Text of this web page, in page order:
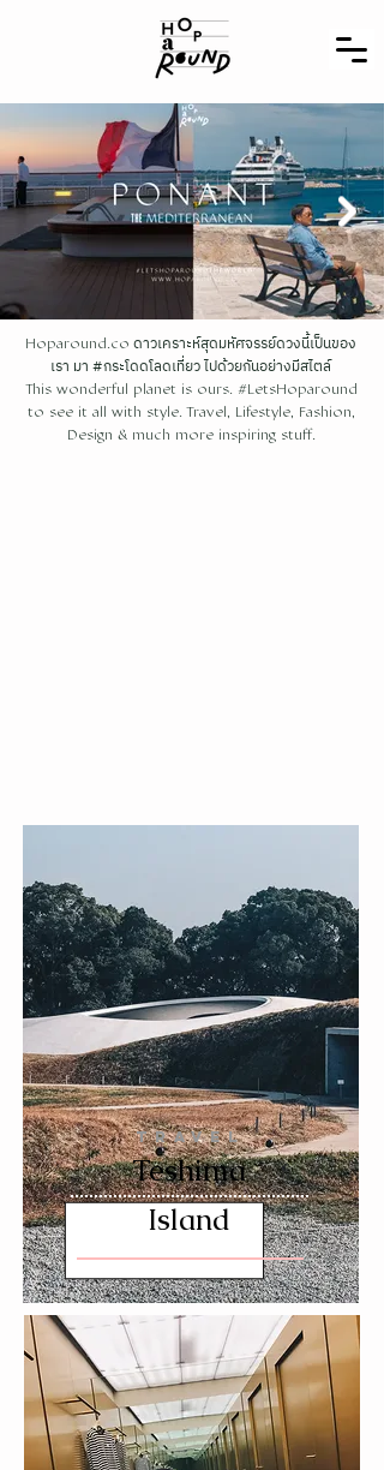
Hoparound.co ดาวเคราะห์สุดมหัศจรรย์ดวงนี้เป็นของ
เรา มา #กระโดดโลดเที่ยว ไปด้วยกันอย่างมีสไตล์
This wonderful planet is ours. #LetsHoparound
to see it all with style. Travel, Lifestyle, Fashion,
Design & much more inspiring stuff.
TRAVEL
Teshima
Island